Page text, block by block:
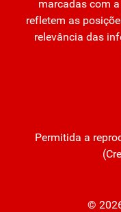
marcadas com
refletem as
relevância das
Permitida a
(
©